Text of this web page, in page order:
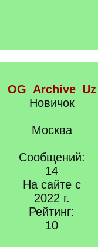
OG_Archive_Uz
Новичок
Москва
Сообщений:
14
На сайте с
2022 г.
Рейтинг:
10